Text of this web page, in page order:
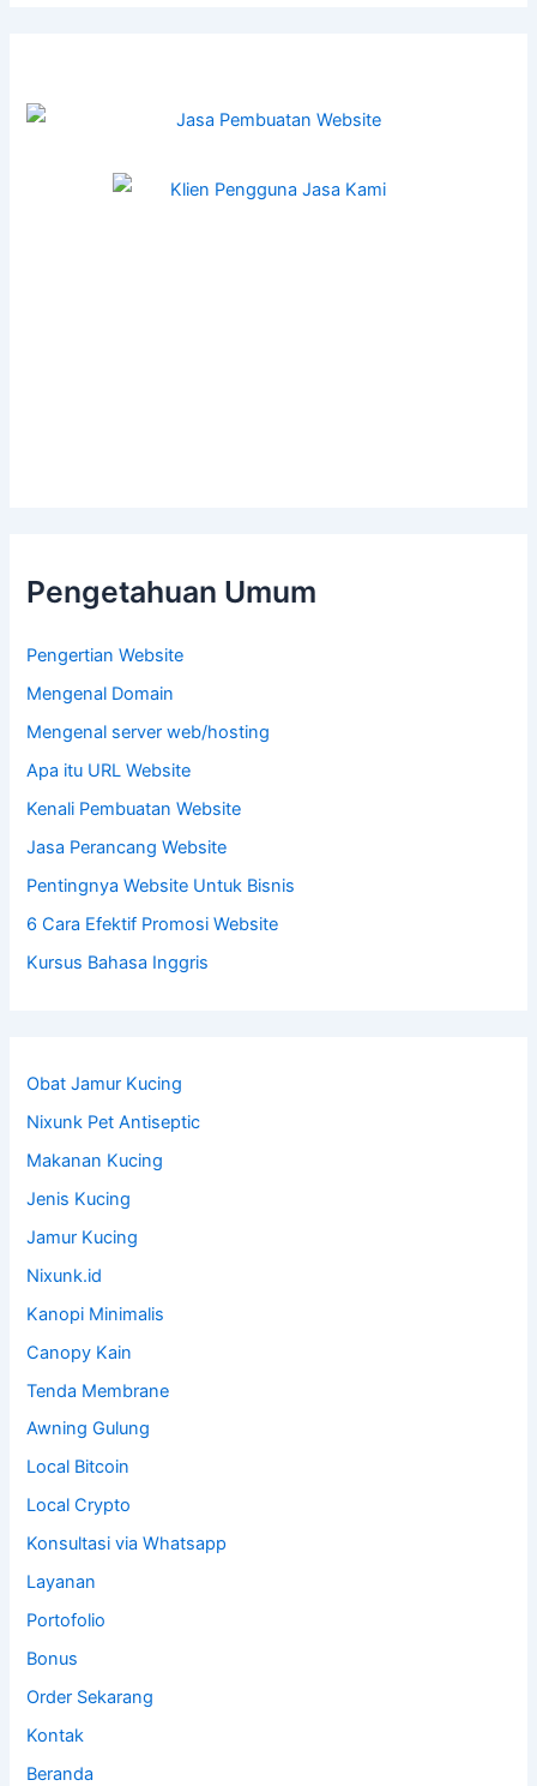
Pengetahuan Umum
Pengertian Website
Mengenal Domain
Mengenal server web/hosting
Apa itu URL Website
Kenali Pembuatan Website
Jasa Perancang Website
Pentingnya Website Untuk Bisnis
6 Cara Efektif Promosi Website
Kursus Bahasa Inggris
Obat Jamur Kucing
Nixunk Pet Antiseptic
Makanan Kucing
Jenis Kucing
Jamur Kucing
Nixunk.id
Kanopi Minimalis
Canopy Kain
Tenda Membrane
Awning Gulung
Local Bitcoin
Local Crypto
Konsultasi via Whatsapp
Layanan
Portofolio
Bonus
Order Sekarang
Kontak
Beranda